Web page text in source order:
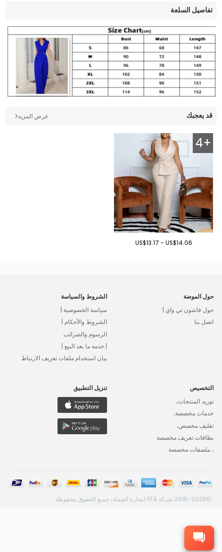
تفاصيل السلعة
قد يعجبك عرض المزيد
4+
US$13.17 - US$14.06
حول الموضة
حول فاشون تي واي |
اتصل بنا
الشروط والسياسة
سياسة الخصوصية |
الشروط والأحكام |
الرسوم والضرائب
| خدمة ما بعد البيع |
بيان استخدام ملفات تعريف الارتباط
التخصيص
توريد المنتجات،
خدمات مخصصة،
تغليف مخصص،
بطاقات تعريف مخصصة
، ملصقات مخصصة
تنزيل التطبيق
©2015-2026 شركة FFA لتجارة الجملة، جميع الحقوق محفوظة